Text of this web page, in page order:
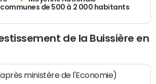
communes de 500 à 2 000 habitants
de la Buissière en
ministère de l'Economie)